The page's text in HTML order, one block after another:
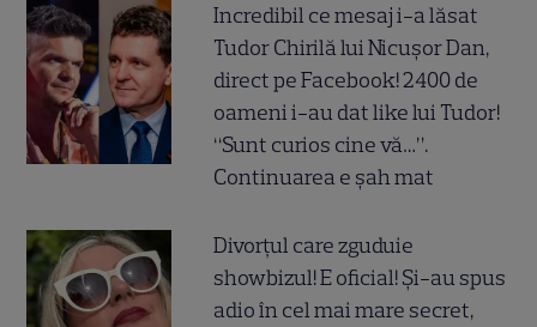
Incredibil ce mesaj i-a lăsat
Tudor Chirilă lui Nicușor Dan,
direct pe Facebook! 2400 de
oameni i-au dat like lui Tudor!
“Sunt curios cine vă…”.
Continuarea e șah mat
Divorțul care zguduie
showbizul! E oficial! Și-au spus
adio în cel mai mare secret,